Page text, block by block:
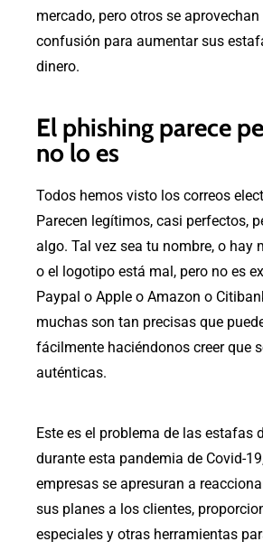
mercado, pero otros se
confusión para aumentar sus
dinero.
El phishing parece
no lo es
Todos hemos visto los correos
Parecen legítimos, casi perfectos,
algo. Tal vez sea tu nombre, o hay
o el logotipo está mal, pero no es
Paypal o Apple o Amazon o
muchas son tan precisas que
fácilmente haciéndonos creer que
auténticas.
Este es el problema de las estafas
durante esta pandemia de Covid-
empresas se apresuran a
sus planes a los clientes,
especiales y otras herramientas